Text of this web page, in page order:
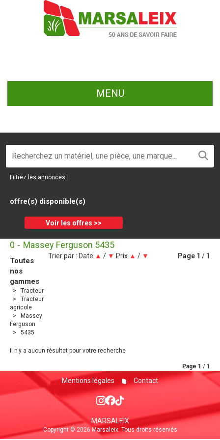
MENU
Filtrez les annonces :
offre(s) disponible(s)
Voir les offres >>
Toutes
nos
gammes
Tracteur
Tracteur
agricole
Massey
Ferguson
5435
0 Massey Ferguson 5435
Trier par : Date ▲ / ▼ Prix ▲ / ▼ Page 1 / 1
Il n'y a aucun résultat pour votre recherche
Page 1 / 1
Mentions légales Contact
MARSALEIX
Copyright © 2026 Marsaleix. Tous droits réservés